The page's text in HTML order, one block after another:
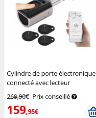
Cylindre de porte électronique
connecté avec lecteur
d'empreinte digitaleVisorTech
269,90€ Prix conseillé
159,95€